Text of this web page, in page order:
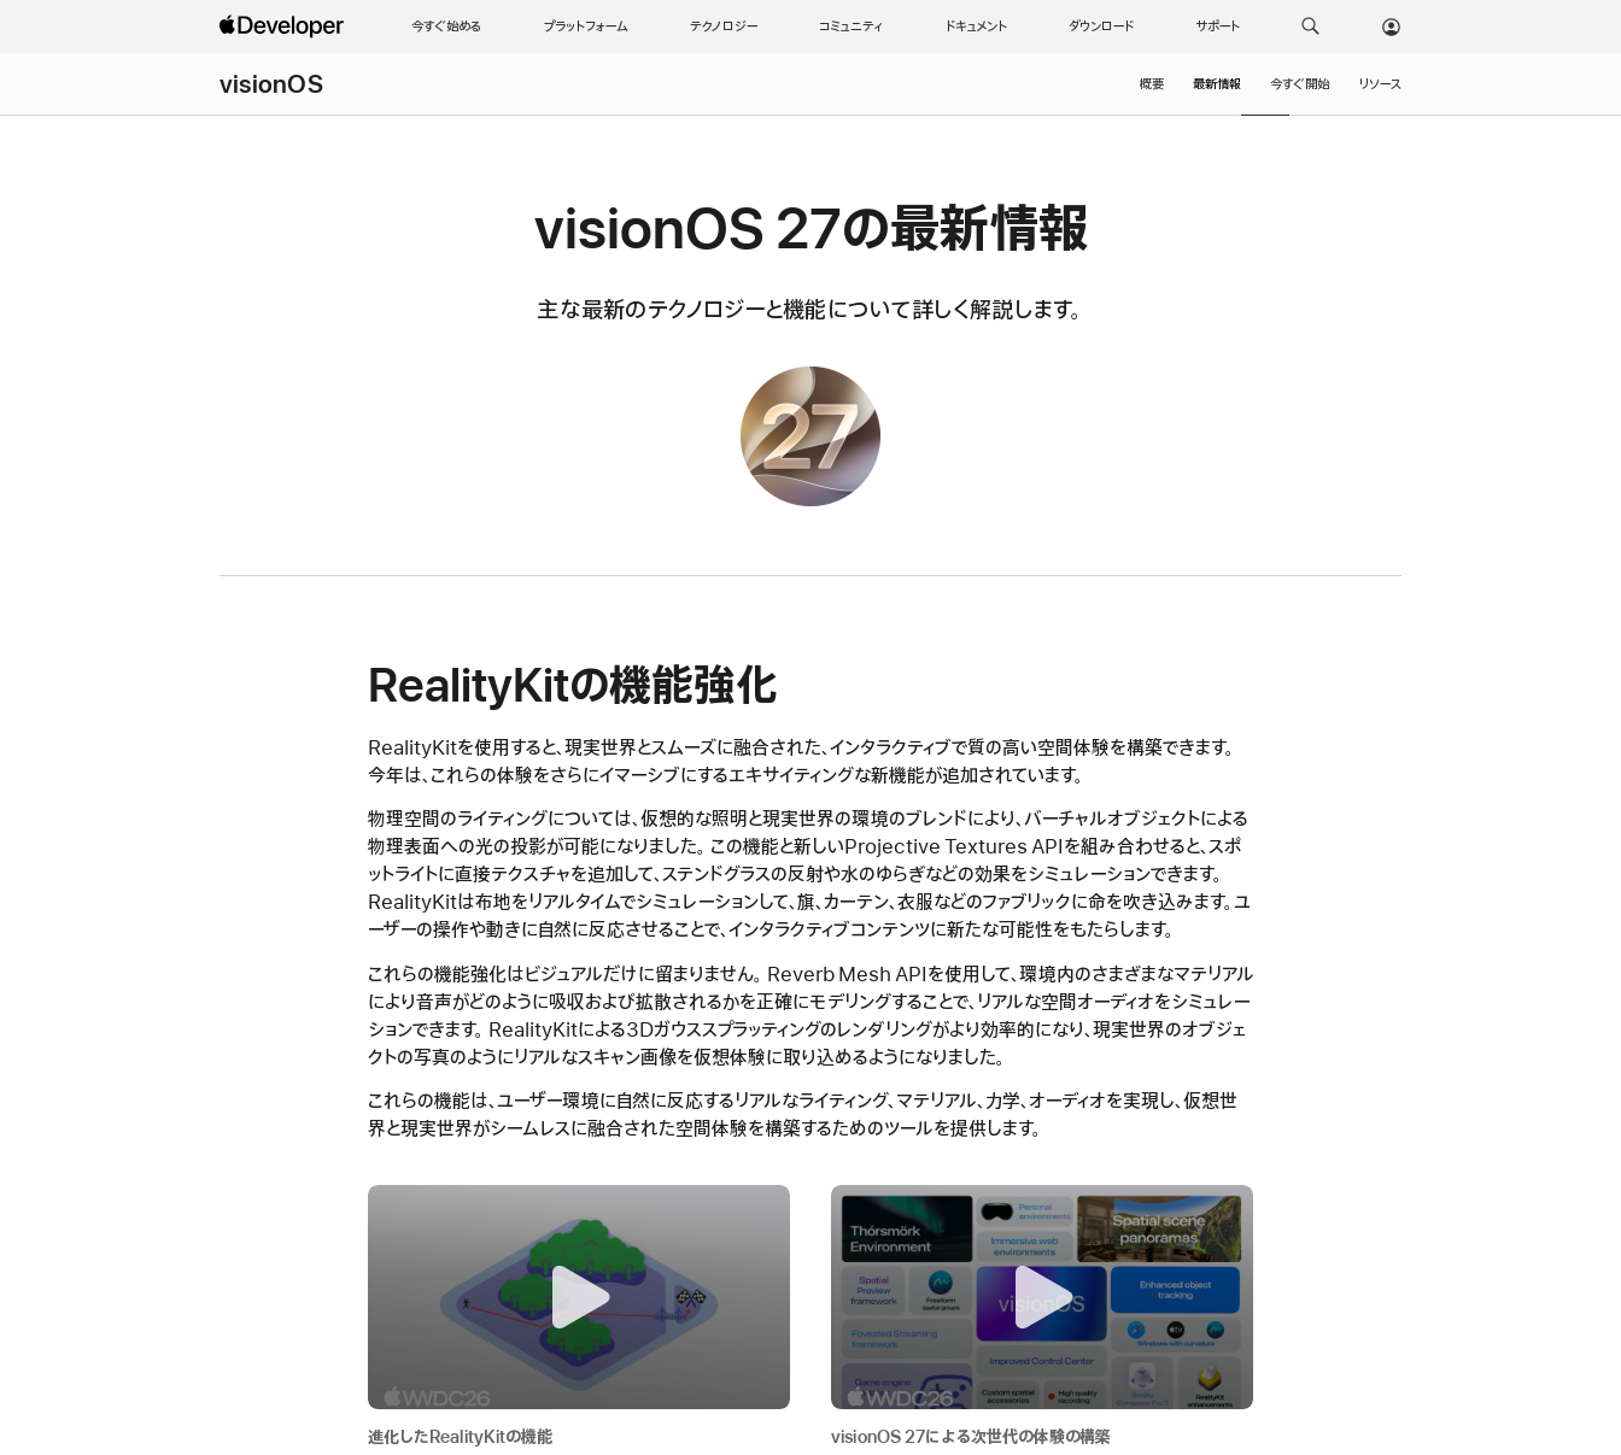
今すぐ始める プラットフォーム テクノロジー コミュニティ ドキュメント ダウンロード サポート
visionOS 概要 最新情報 今すぐ開始 リソース
visionOS 27の最新情報
主な最新のテクノロジーと機能について詳しく解説します。
RealityKitの機能強化
RealityKitを使用すると、現実世界とスムーズに融合された、インタラクティブで質の高い空間体験を構築できます。
今年は、これらの体験をさらにイマーシブにするエキサイティングな新機能が追加されています。
物理空間のライティングについては、仮想的な照明と現実世界の環境のブレンドにより、バーチャルオブジェクトによる
物理表面への光の投影が可能になりました。 この機能と新しいProjective Textures APIを組み合わせると、スポ
ットライトに直接テクスチャを追加して、ステンドグラスの反射や水のゆらぎなどの効果をシミュレーションできます。
RealityKitは布地をリアルタイムでシミュレーションして、旗、カーテン、衣服などのファブリックに命を吹き込みます。ユ
ーザーの操作や動きに自然に反応させることで、インタラクティブコンテンツに新たな可能性をもたらします。
これらの機能強化はビジュアルだけに留まりません。 Reverb Mesh APIを使用して、環境内のさまざまなマテリアル
により音声がどのように吸収および拡散されるかを正確にモデリングすることで、リアルな空間オーディオをシミュレー
ションできます。 RealityKitによる3Dガウススプラッティングのレンダリングがより効率的になり、現実世界のオブジェ
クトの写真のようにリアルなスキャン画像を仮想体験に取り込めるようになりました。
これらの機能は、ユーザー環境に自然に反応するリアルなライティング、マテリアル、力学、オーディオを実現し、仮想世
界と現実世界がシームレスに融合された空間体験を構築するためのツールを提供します。
進化したRealityKitの機能 visionOS 27による次世代の体験の構築